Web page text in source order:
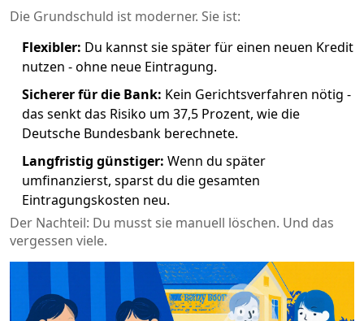
Die Grundschuld ist moderner. Sie ist:
Flexibler: Du kannst sie später für einen neuen Kredit
nutzen - ohne neue Eintragung.
Sicherer für die Bank: Kein Gerichtsverfahren nötig -
das senkt das Risiko um 37,5 Prozent, wie die
Deutsche Bundesbank berechnete.
Langfristig günstiger: Wenn du später
umfinanzierst, sparst du die gesamten
Eintragungskosten neu.
Der Nachteil: Du musst sie manuell löschen. Und das
vergessen viele.